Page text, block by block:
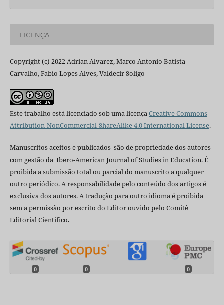
LICENÇA
Copyright (c) 2022 Adrian Alvarez, Marco Antonio Batista
Carvalho, Fabio Lopes Alves, Valdecir Soligo
Este trabalho está licenciado sob uma licençaCreative Commons
Attribution-NonCommercial-ShareAlike 4.0 International License.
Manuscritos aceitos e publicados são de propriedade dos autores
com gestão da Ibero-American Journal of Studies in Education. É
proibida a submissão total ou parcial do manuscrito a qualquer
outro periódico. A responsabilidade pelo conteúdo dos artigos é
exclusiva dos autores. A tradução para outro idioma é proibida
sem a permissão por escrito do Editor ouvido pelo Comitê
Editorial Científico.
0 0 0